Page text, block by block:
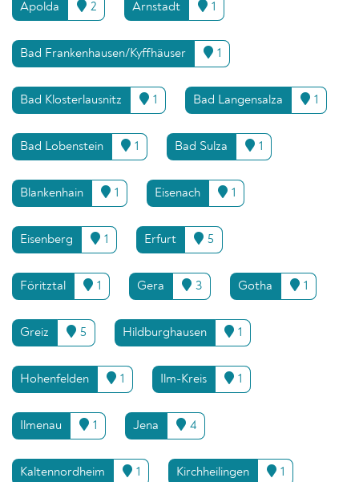
Apolda 2 Arnstadt 1
Bad Frankenhausen/Kyffhäuser 1
Bad Klosterlausnitz 1 Bad Langensalza 1
Bad Lobenstein 1 Bad Sulza 1
Blankenhain 1 Eisenach 1
Eisenberg 1 Erfurt 5
Föritztal 1 Gera 3 Gotha 1
Greiz 5 Hildburghausen 1
Hohenfelden 1 Ilm-Kreis 1
Ilmenau 1 Jena 4
Kaltennordheim 1 Kirchheilingen 1